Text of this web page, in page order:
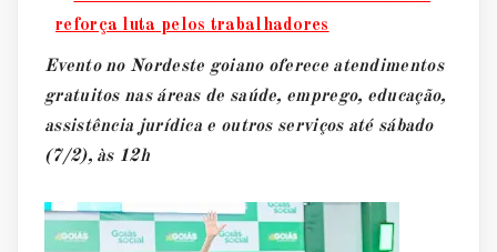
reforça luta pelos trabalhadores
Evento no Nordeste goiano oferece atendimentos
gratuitos nas áreas de saúde, emprego, educação,
assistência jurídica e outros serviços até sábado
(7/2), às 12h